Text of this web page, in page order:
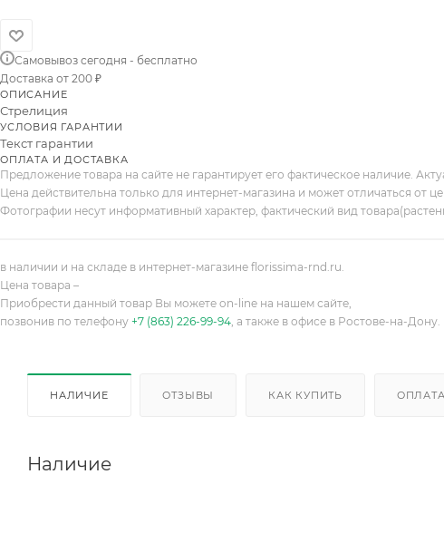
Самовывоз сегодня - бесплатно
Доставка от 200 ₽
ОПИСАНИЕ
Стрелиция
УСЛОВИЯ ГАРАНТИИ
Текст гарантии
ОПЛАТА И ДОСТАВКА
Предложение товара на сайте не гарантирует его фактическое наличие.
Цена действительна только для интернет-магазина и может отличаться от
Фотографии несут информативный характер, фактический вид
в наличии и на складе в интернет-магазине florissima-rnd.ru.
Цена товара –
Приобрести данный товар Вы можете on-line на нашем сайте,
позвонив по телефону +7 (863) 226-99-94, а также в офисе в Ростове-на-Дону.
НАЛИЧИЕ ОТЗЫВЫ КАК КУПИТЬ ОПЛАТА
Наличие